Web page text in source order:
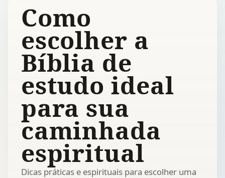
Como
escolher a
Bíblia de
estudo ideal
para sua
caminhada
espiritual
Dicas práticas e espirituais para escolher uma